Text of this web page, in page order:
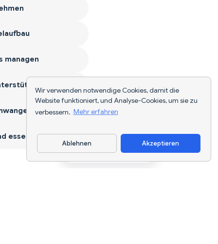
Wir verwenden notwendige Cookies, damit die
Website funktioniert, und Analyse-Cookies, um sie zu
verbessern. Mehr erfahren
Ablehnen Akzeptieren
App herunterladen
managen
essen